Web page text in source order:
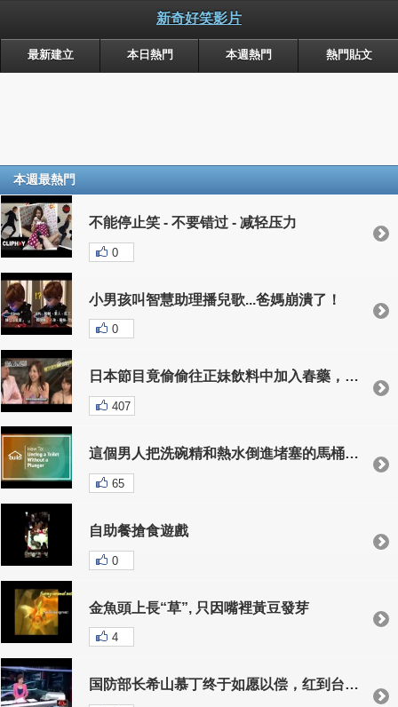
新奇好笑影片
最新建立 本日熱門 本週熱門 熱門貼文
本週最熱門
不能停止笑 - 不要错过 - 减轻压力
0
小男孩叫智慧助理播兒歌...爸媽崩潰了！
0
日本節目竟偷偷往正妹飲料中加入春藥，全程觀察她的反應…
407
這個男人把洗碗精和熱水倒進堵塞的馬桶中，20分鐘後…奇蹟出現了
65
自助餐搶食遊戲
0
金魚頭上長“草”, 只因嘴裡黃豆​​發芽
4
国防部长希山慕丁终于如愿以偿，红到台湾，也红到中国大陆去了。